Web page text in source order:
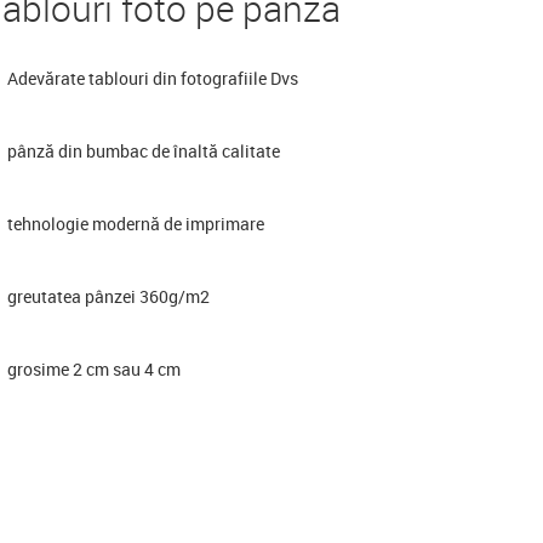
Adevărate tablouri din fotografiile Dvs
pânză din bumbac de înaltă calitate
tehnologie modernă de imprimare
greutatea pânzei 360g/m2
grosime 2 cm sau 4 cm